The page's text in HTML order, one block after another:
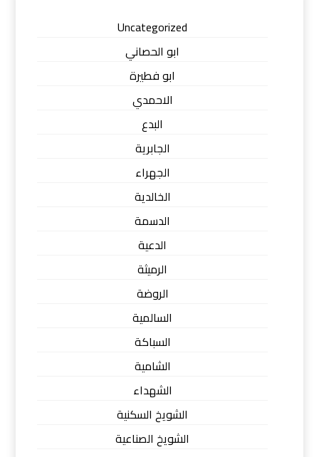
Uncategorized
ابو الحصاني
ابو فطيرة
الاحمدي
البدع
الجابرية
الجهراء
الخالدية
الدسمة
الدعية
الرميثة
الروضة
السالمية
السباكة
الشامية
الشهداء
الشويخ السكنية
الشويخ الصناعية